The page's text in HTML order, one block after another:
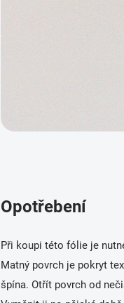
Opotřebení
Při koupi této fólie je
Matný povrch je pokryt
špína. Otřít povrch od